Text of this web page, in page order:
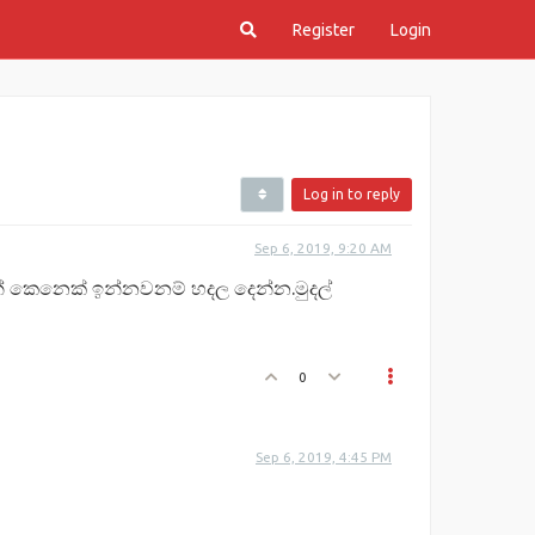
Register Login
Log in to reply
Sep 6, 2019, 9:20 AM
කෙනෙක් ඉන්නවනම් හදල දෙන්න.මුදල්
0
Sep 6, 2019, 4:45 PM